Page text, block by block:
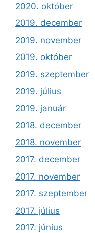
2020. október
2019. december
2019. november
2019. október
2019. szeptember
2019. július
2019. január
2018. december
2018. november
2017. december
2017. november
2017. szeptember
2017. július
2017. június